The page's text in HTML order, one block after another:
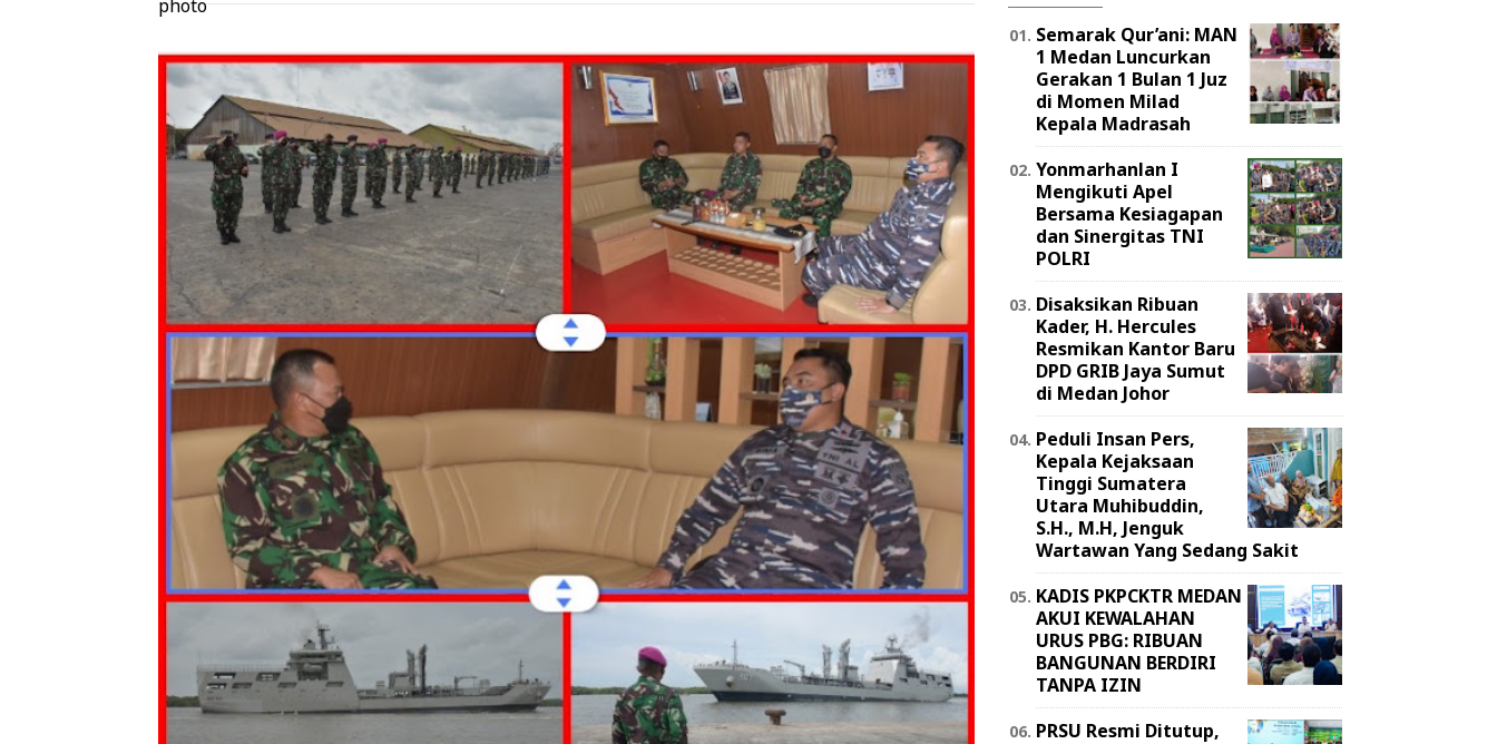
Semarak Qur’ani: MAN
1 Medan Luncurkan
Gerakan 1 Bulan 1 Juz
di Momen Milad
Kepala Madrasah
Yonmarhanlan I
Mengikuti Apel
Bersama Kesiagapan
dan Sinergitas TNI
POLRI
Disaksikan Ribuan
Kader, H. Hercules
Resmikan Kantor Baru
DPD GRIB Jaya Sumut
di Medan Johor
Peduli Insan Pers,
Kepala Kejaksaan
Tinggi Sumatera
Utara Muhibuddin,
S.H., M.H, Jenguk
Wartawan Yang Sedang Sakit
KADIS PKPCKTR MEDAN
AKUI KEWALAHAN
URUS PBG: RIBUAN
BANGUNAN BERDIRI
TANPA IZIN
PRSU Resmi Ditutup,